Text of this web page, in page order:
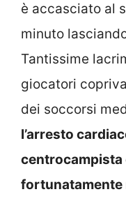
è accasciato al
minuto
Tantissime
giocatori
dei soccorsi
l’arresto
centrocampista